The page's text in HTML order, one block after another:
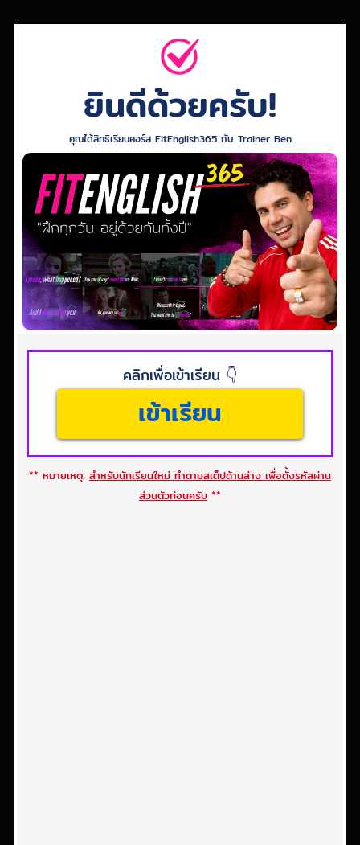
ยินดีด้วยครับ!
คุณได้สิทธิเรียนคอร์ส FitEnglish365 กับ Trainer Ben
คลิกเพื่อเข้าเรียน 👇
เข้าเรียน
** หมายเหตุ: สำหรับนักเรียนใหม่ ทำตามสเต็ปด้านล่าง เพื่อตั้งรหัสผ่าน
ส่วนตัวก่อนครับ **